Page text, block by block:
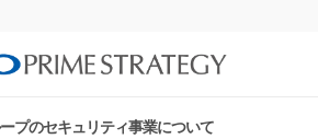
プのセキュリティ事業について